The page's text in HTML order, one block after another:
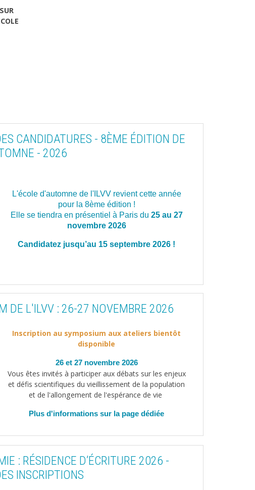
CANDIDATURES - 8ÈME ÉDITION DE
- 2026
L'école d'automne de l'ILVV revient cette année
pour la 8ème édition !
Elle se tiendra en présentiel à Paris du 25 au 27
novembre 2026
Candidatez jusqu’au 15 septembre 2026 !
DE L'ILVV : 26-27 NOVEMBRE 2026
Inscription au symposium aux ateliers bientôt
disponible
26 et 27 novembre 2026
Vous êtes invités à participer aux débats sur les enjeux
et défis scientifiques du vieillissement de la population
et de l'allongement de l'espérance de vie
Plus d'informations sur la page dédiée
: RÉSIDENCE D’ÉCRITURE 2026 -
INSCRIPTIONS